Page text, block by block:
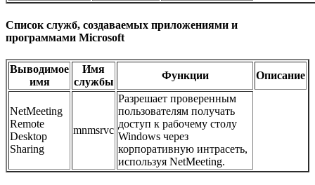
Список служб, создаваемых приложениями и
программами Microsoft
Выводимое
имя
Имя
службы
Функции Описание
NetMeeting
Remote
Desktop
Sharing
mnmsrvc
Разрешает проверенным
пользователям получать
доступ к рабочему столу
Windows через
корпоративную интрасеть,
используя NetMeeting.